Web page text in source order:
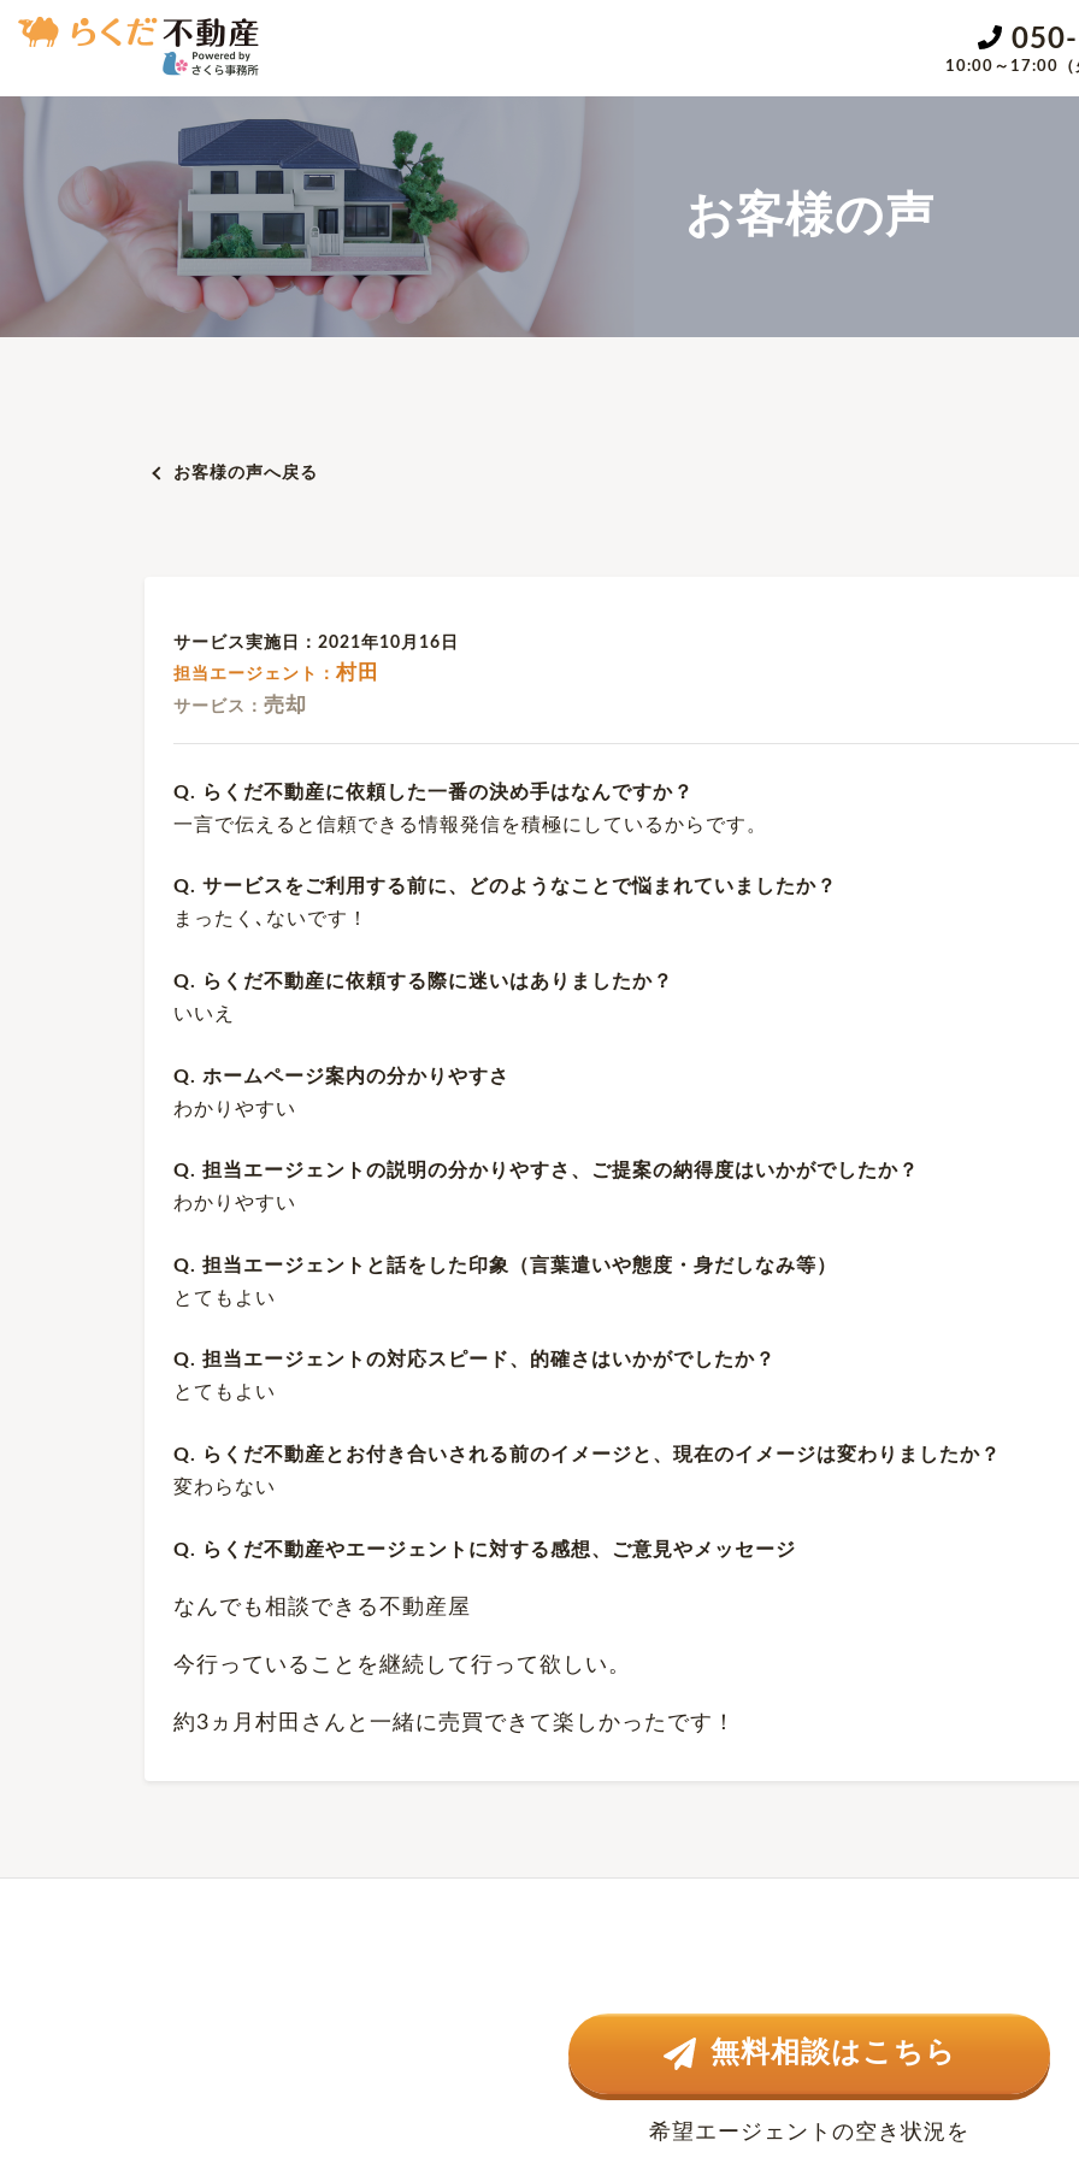
10:00～17:00（
お客様の声
お客様の声へ戻る
サービス実施日：2021年10月16日
担当エージェント：村田
サービス： 売却
Q. らくだ不動産に依頼した一番の決め手はなんですか？
一言で伝えると信頼できる情報発信を積極にしているからです。
Q. サービスをご利用する前に、どのようなことで悩まれていましたか？
まったく､ないです！
Q. らくだ不動産に依頼する際に迷いはありましたか？
いいえ
Q. ホームページ案内の分かりやすさ
わかりやすい
Q. 担当エージェントの説明の分かりやすさ、ご提案の納得度はいかがでしたか？
わかりやすい
Q. 担当エージェントと話をした印象（言葉遣いや態度・身だしなみ等）
とてもよい
Q. 担当エージェントの対応スピード、的確さはいかがでしたか？
とてもよい
Q. らくだ不動産とお付き合いされる前のイメージと、現在のイメージは変わりましたか？
変わらない
Q. らくだ不動産やエージェントに対する感想、ご意見やメッセージ
なんでも相談できる不動産屋
今行っていることを継続して行って欲しい。
約3ヵ月村田さんと一緒に売買できて楽しかったです！
無料相談はこちら
希望エージェントの空き状況を